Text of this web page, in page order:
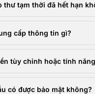
thư tạm thời đã hết hạn
cấp thông tin gì?
tùy chỉnh hoặc tính
có được bảo mật không?